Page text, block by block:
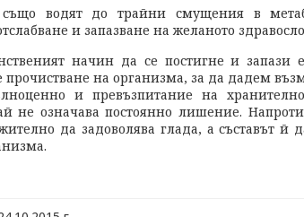
също водят до трайни смущения в
и запазване на желаното
начин да се постигне и запази
прочистване на организма, за да дадем
и превъзпитание на
не означава постоянно лишение.
да задоволява глада, а съставът й